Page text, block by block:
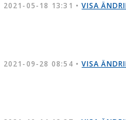
2021-05-18 13:31 •VISA
2021-09-28 08:54 •VISA